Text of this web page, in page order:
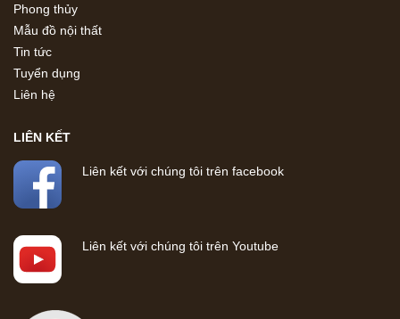
Phong thủy
Mẫu đồ nội thất
Tin tức
Tuyển dụng
Liên hệ
LIÊN KẾT
Liên kết với chúng tôi trên facebook
Liên kết với chúng tôi trên Youtube